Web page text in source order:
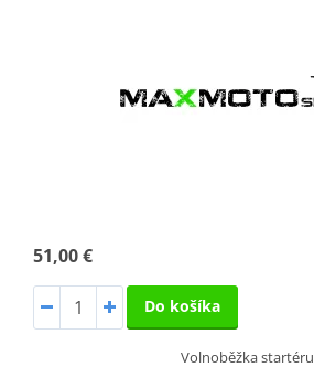
51,00 €
Do košíka
Volnoběžka startéru